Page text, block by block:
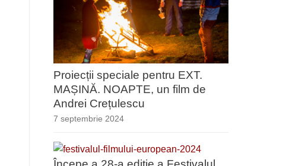
Proiecții speciale pentru EXT.
MAȘINĂ. NOAPTE, un film de
Andrei Crețulescu
7 septembrie 2024